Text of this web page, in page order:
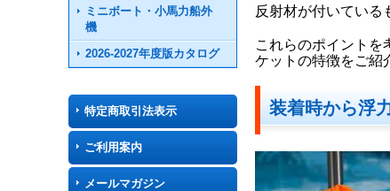
ミニボート・小馬力船外
機
2026-2027年度版カタログ
特定商取引法表示
ご利用案内
メールマガジン
反射材が付いている
これらのポイントを
ケットの特徴をご紹
装着時から浮